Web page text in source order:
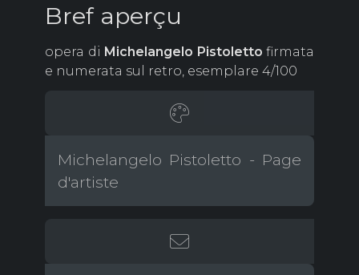
Bref aperçu
opera di Michelangelo Pistoletto firmata
e numerata sul retro, esemplare 4/100
Michelangelo Pistoletto - Page
d'artiste